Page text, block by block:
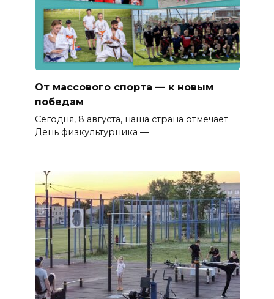
От массового спорта — к новым
победам
Сегодня, 8 августа, наша страна отмечает
День физкультурника —